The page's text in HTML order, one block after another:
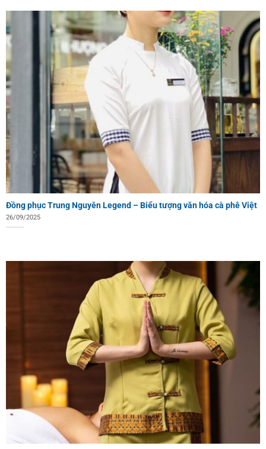
Đồng phục Trung Nguyên Legend – Biểu tượng văn hóa cà phê Việt
26/09/2025